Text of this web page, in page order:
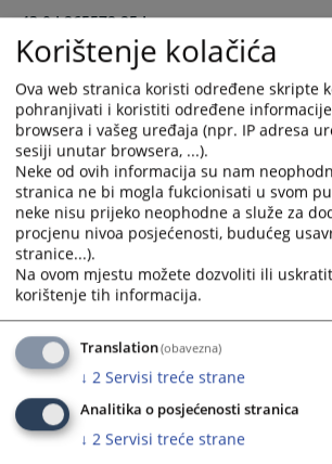
forward
to
interact
with
the
calendar
and
select
a
date.
Press
the
question
mark
key
to
get
the
keyboard
forward
to
interact
with
the
calendar
and
select
a
date.
the
question
key
to
get
keyboard
13.07.2026.
43 0 I 265572 25 I
11.11.2025.
43 0 V 214478 23 I
11.11.2025.
43 0 I 104818 25 I 2
25.04.2025.
43 0 Ip 245715 24 Ip
Korištenje kolačića
Ova web stranica koristi određene skripte
pohranjivati i koristiti određene
browsera i vašeg uređaja (npr. IP adresa
sesiji unutar browsera, ...).
Neke od ovih informacija su nam
stranica ne bi mogla fukcionisati u svom
neke nisu prijeko neophodne a služe za
procjenu nivoa posjećenosti, budućeg
stranice...).
Na ovom mjestu možete dozvoliti ili
korištenje tih informacija.
Translation(obavezna)
↓ 2 Servisi treće strane
Analitika o posjećenosti stranica
↓ 2 Servisi treće strane